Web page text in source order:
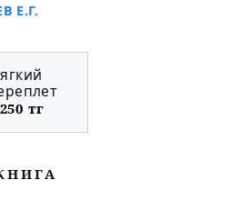
Е.Г.
тг